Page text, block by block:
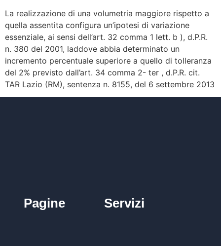
La realizzazione di una volumetria maggiore rispetto a
quella assentita configura un’ipotesi di variazione
essenziale, ai sensi dell’art. 32 comma 1 lett. b ), d.P.R.
n. 380 del 2001, laddove abbia determinato un
incremento percentuale superiore a quello di tolleranza
del 2% previsto dall’art. 34 comma 2- ter , d.P.R. cit.
TAR Lazio (RM), sentenza n. 8155, del 6 settembre 2013
Pagine Servizi